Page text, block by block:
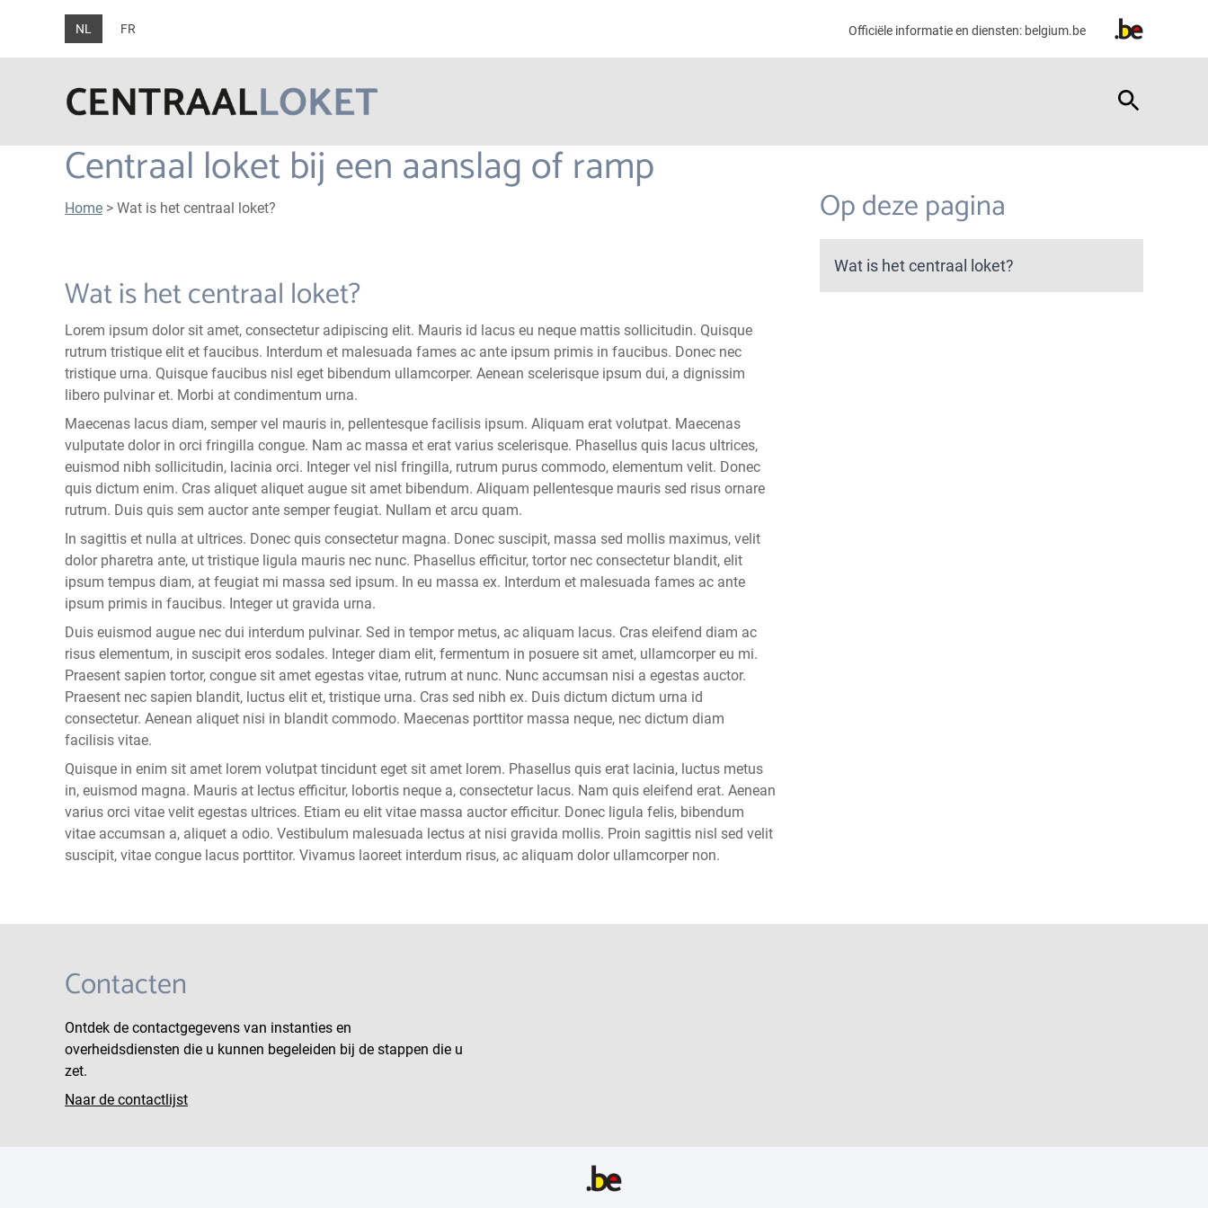
NL FR Officiële informatie en diensten: belgium.be
Centraal loket bij een aanslag of ramp
Home > Wat is het centraal loket?
Wat is het centraal loket?
Lorem ipsum dolor sit amet, consectetur adipiscing elit. Mauris id lacus eu neque mattis sollicitudin. Quisque
rutrum tristique elit et faucibus. Interdum et malesuada fames ac ante ipsum primis in faucibus. Donec nec
tristique urna. Quisque faucibus nisl eget bibendum ullamcorper. Aenean scelerisque ipsum dui, a dignissim
libero pulvinar et. Morbi at condimentum urna.
Maecenas lacus diam, semper vel mauris in, pellentesque facilisis ipsum. Aliquam erat volutpat. Maecenas
vulputate dolor in orci fringilla congue. Nam ac massa et erat varius scelerisque. Phasellus quis lacus ultrices,
euismod nibh sollicitudin, lacinia orci. Integer vel nisl fringilla, rutrum purus commodo, elementum velit. Donec
quis dictum enim. Cras aliquet aliquet augue sit amet bibendum. Aliquam pellentesque mauris sed risus ornare
rutrum. Duis quis sem auctor ante semper feugiat. Nullam et arcu quam.
In sagittis et nulla at ultrices. Donec quis consectetur magna. Donec suscipit, massa sed mollis maximus, velit
dolor pharetra ante, ut tristique ligula mauris nec nunc. Phasellus efficitur, tortor nec consectetur blandit, elit
ipsum tempus diam, at feugiat mi massa sed ipsum. In eu massa ex. Interdum et malesuada fames ac ante
ipsum primis in faucibus. Integer ut gravida urna.
Duis euismod augue nec dui interdum pulvinar. Sed in tempor metus, ac aliquam lacus. Cras eleifend diam ac
risus elementum, in suscipit eros sodales. Integer diam elit, fermentum in posuere sit amet, ullamcorper eu mi.
Praesent sapien tortor, congue sit amet egestas vitae, rutrum at nunc. Nunc accumsan nisi a egestas auctor.
Praesent nec sapien blandit, luctus elit et, tristique urna. Cras sed nibh ex. Duis dictum dictum urna id
consectetur. Aenean aliquet nisi in blandit commodo. Maecenas porttitor massa neque, nec dictum diam
facilisis vitae.
Quisque in enim sit amet lorem volutpat tincidunt eget sit amet lorem. Phasellus quis erat lacinia, luctus metus
in, euismod magna. Mauris at lectus efficitur, lobortis neque a, consectetur lacus. Nam quis eleifend erat. Aenean
varius orci vitae velit egestas ultrices. Etiam eu elit vitae massa auctor efficitur. Donec ligula felis, bibendum
vitae accumsan a, aliquet a odio. Vestibulum malesuada lectus at nisi gravida mollis. Proin sagittis nisl sed velit
suscipit, vitae congue lacus porttitor. Vivamus laoreet interdum risus, ac aliquam dolor ullamcorper non.
Op deze pagina
Wat is het centraal loket?
Contacten
Ontdek de contactgegevens van instanties en
overheidsdiensten die u kunnen begeleiden bij de stappen die u
zet.
Naar de contactlijst